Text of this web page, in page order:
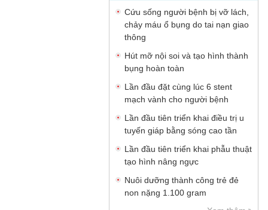
Cứu sống người bệnh bị vỡ lách,
chảy máu ổ bụng do tai nạn giao
thông
Hút mỡ nội soi và tạo hình thành
bụng hoàn toàn
Lần đầu đặt cùng lúc 6 stent
mạch vành cho người bệnh
Lần đầu tiên triển khai điều trị u
tuyến giáp bằng sóng cao tần
Lần đầu tiên triển khai phẫu thuật
tạo hình nâng ngực
Nuôi dưỡng thành công trẻ đẻ
non nặng 1.100 gram